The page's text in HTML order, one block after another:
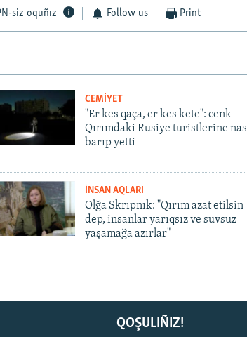
siz oquñız Follow us Print
CEMİYET
"Er kes qaça, er kes kete": cenk
Qırımdaki Rusiye turistlerine
barıp yetti
İNSAN AQLARI
Olğa Skrıpnık: "Qırım azat etilsin
dep, insanlar yarıqsız ve suvsuz
yaşamağa azırlar"
QOŞULIÑIZ!